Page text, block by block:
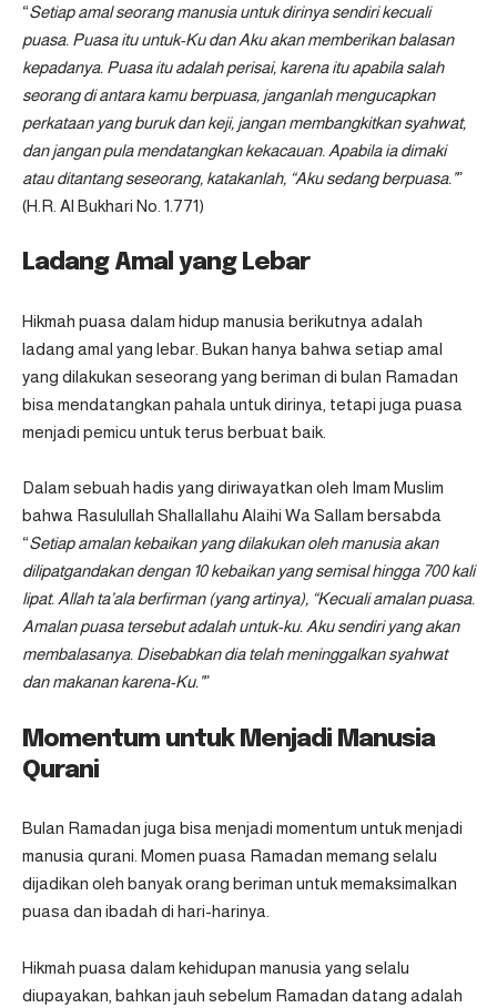
“Setiap amal seorang manusia untuk dirinya sendiri kecuali
puasa. Puasa itu untuk-Ku dan Aku akan memberikan balasan
kepadanya. Puasa itu adalah perisai, karena itu apabila salah
seorang di antara kamu berpuasa, janganlah mengucapkan
perkataan yang buruk dan keji, jangan membangkitkan syahwat,
dan jangan pula mendatangkan kekacauan. Apabila ia dimaki
atau ditantang seseorang, katakanlah, “Aku sedang berpuasa.””
(H.R. Al Bukhari No. 1.771)
Ladang Amal yang Lebar
Hikmah puasa dalam hidup manusia berikutnya adalah
ladang amal yang lebar. Bukan hanya bahwa setiap amal
yang dilakukan seseorang yang beriman di bulan Ramadan
bisa mendatangkan pahala untuk dirinya, tetapi juga puasa
menjadi pemicu untuk terus berbuat baik.
Dalam sebuah hadis yang diriwayatkan oleh Imam Muslim
bahwa Rasulullah Shallallahu Alaihi Wa Sallam bersabda
“Setiap amalan kebaikan yang dilakukan oleh manusia akan
dilipatgandakan dengan 10 kebaikan yang semisal hingga 700 kali
lipat. Allah ta’ala berfirman (yang artinya), “Kecuali amalan puasa.
Amalan puasa tersebut adalah untuk-ku. Aku sendiri yang akan
membalasanya. Disebabkan dia telah meninggalkan syahwat
dan makanan karena-Ku.””
Momentum untuk Menjadi Manusia
Qurani
Bulan Ramadan juga bisa menjadi momentum untuk menjadi
manusia qurani. Momen puasa Ramadan memang selalu
dijadikan oleh banyak orang beriman untuk memaksimalkan
puasa dan ibadah di hari-harinya.
Hikmah puasa dalam kehidupan manusia yang selalu
diupayakan, bahkan jauh sebelum Ramadan datang adalah